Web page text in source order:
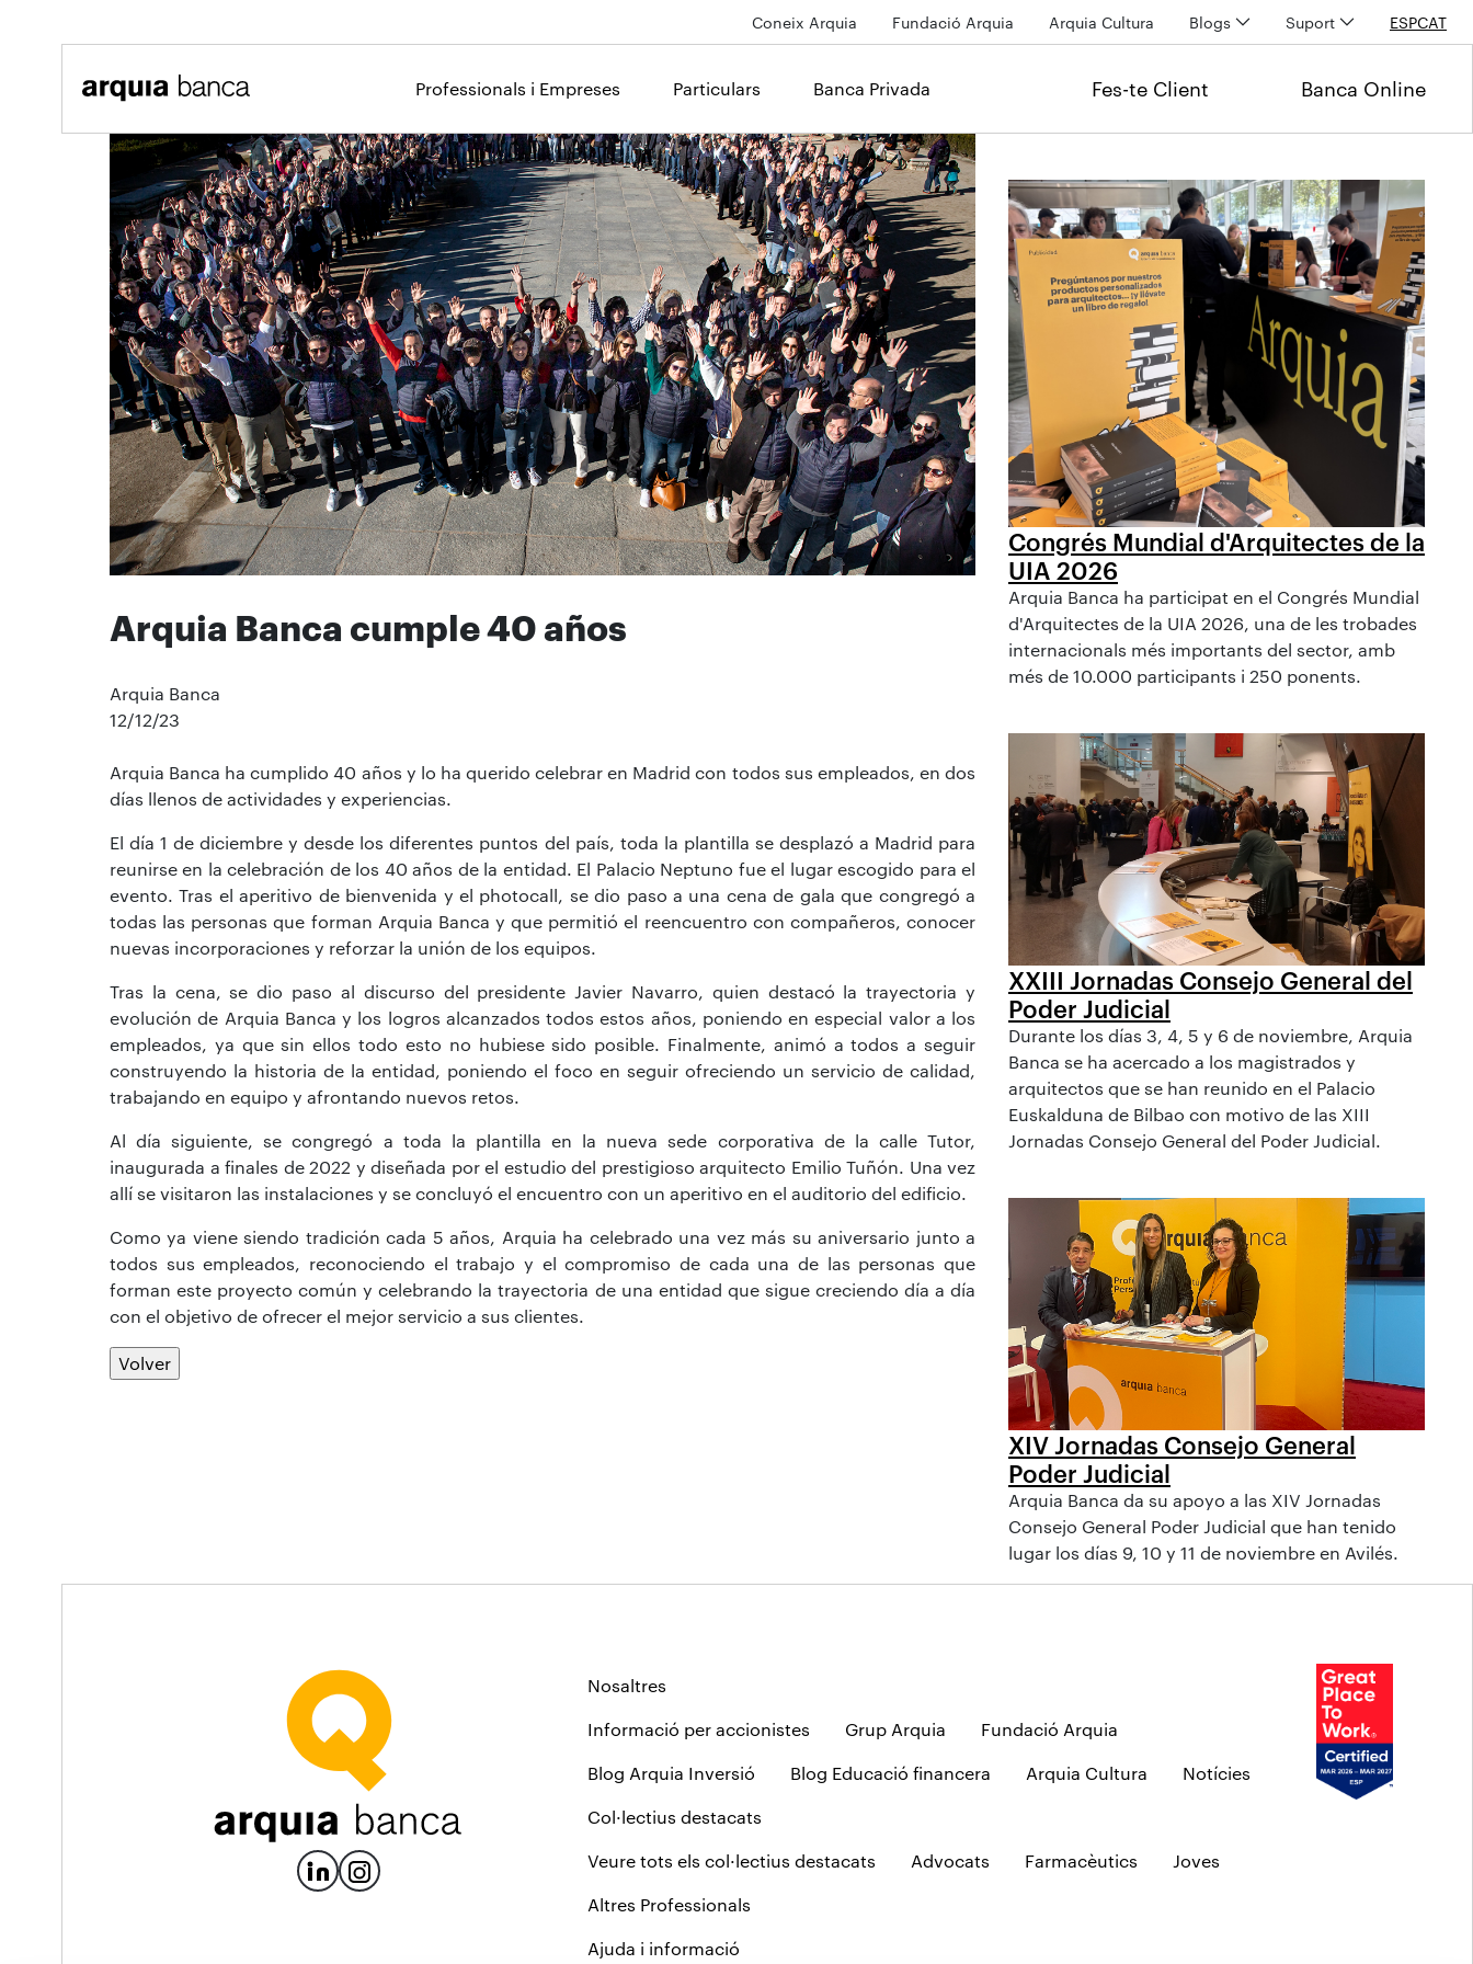
Coneix Arquia Fundació Arquia Arquia Cultura Blogs Suport ESPCAT
Professionals i Empreses Particulars Banca Privada Fes-te Client Banca Online
Arquia Banca cumple 40 años
Arquia Banca
12/12/23
Arquia Banca ha cumplido 40 años y lo ha querido celebrar en Madrid con todos sus empleados, en dos
días llenos de actividades y experiencias.
El día 1 de diciembre y desde los diferentes puntos del país, toda la plantilla se desplazó a Madrid para
reunirse en la celebración de los 40 años de la entidad. El Palacio Neptuno fue el lugar escogido para el
evento. Tras el aperitivo de bienvenida y el photocall, se dio paso a una cena de gala que congregó a
todas las personas que forman Arquia Banca y que permitió el reencuentro con compañeros, conocer
nuevas incorporaciones y reforzar la unión de los equipos.
Tras la cena, se dio paso al discurso del presidente Javier Navarro, quien destacó la trayectoria y
evolución de Arquia Banca y los logros alcanzados todos estos años, poniendo en especial valor a los
empleados, ya que sin ellos todo esto no hubiese sido posible. Finalmente, animó a todos a seguir
construyendo la historia de la entidad, poniendo el foco en seguir ofreciendo un servicio de calidad,
trabajando en equipo y afrontando nuevos retos.
Al día siguiente, se congregó a toda la plantilla en la nueva sede corporativa de la calle Tutor,
inaugurada a finales de 2022 y diseñada por el estudio del prestigioso arquitecto Emilio Tuñón. Una vez
allí se visitaron las instalaciones y se concluyó el encuentro con un aperitivo en el auditorio del edificio.
Como ya viene siendo tradición cada 5 años, Arquia ha celebrado una vez más su aniversario junto a
todos sus empleados, reconociendo el trabajo y el compromiso de cada una de las personas que
forman este proyecto común y celebrando la trayectoria de una entidad que sigue creciendo día a día
con el objetivo de ofrecer el mejor servicio a sus clientes.
Volver
Congrés Mundial d'Arquitectes de la
UIA 2026
Arquia Banca ha participat en el Congrés Mundial
d'Arquitectes de la UIA 2026, una de les trobades
internacionals més importants del sector, amb
més de 10.000 participants i 250 ponents.
XXIII Jornadas Consejo General del
Poder Judicial
Durante los días 3, 4, 5 y 6 de noviembre, Arquia
Banca se ha acercado a los magistrados y
arquitectos que se han reunido en el Palacio
Euskalduna de Bilbao con motivo de las XIII
Jornadas Consejo General del Poder Judicial.
XIV Jornadas Consejo General
Poder Judicial
Arquia Banca da su apoyo a las XIV Jornadas
Consejo General Poder Judicial que han tenido
lugar los días 9, 10 y 11 de noviembre en Avilés.
Nosaltres
Informació per accionistes Grup Arquia Fundació Arquia
Blog Arquia Inversió Blog Educació financera Arquia Cultura Notícies
Col·lectius destacats
Veure tots els col·lectius destacats Advocats Farmacèutics Joves
Altres Professionals
Ajuda i informació